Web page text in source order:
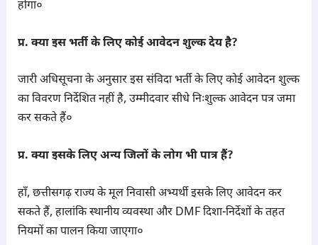
होगा०
प्र. क्या इस भर्ती के लिए कोई आवेदन शुल्क देय है?
जारी अधिसूचना के अनुसार इस संविदा भर्ती के लिए कोई आवेदन शुल्क
का विवरण निर्देशित नहीं है, उम्मीदवार सीधे निःशुल्क आवेदन पत्र जमा
कर सकते हैं०
प्र. क्या इसके लिए अन्य जिलों के लोग भी पात्र हैं?
हाँ, छत्तीसगढ़ राज्य के मूल निवासी अभ्यर्थी इसके लिए आवेदन कर
सकते हैं, हालांकि स्थानीय व्यवस्था और DMF दिशा-निर्देशों के तहत
नियमों का पालन किया जाएगा०